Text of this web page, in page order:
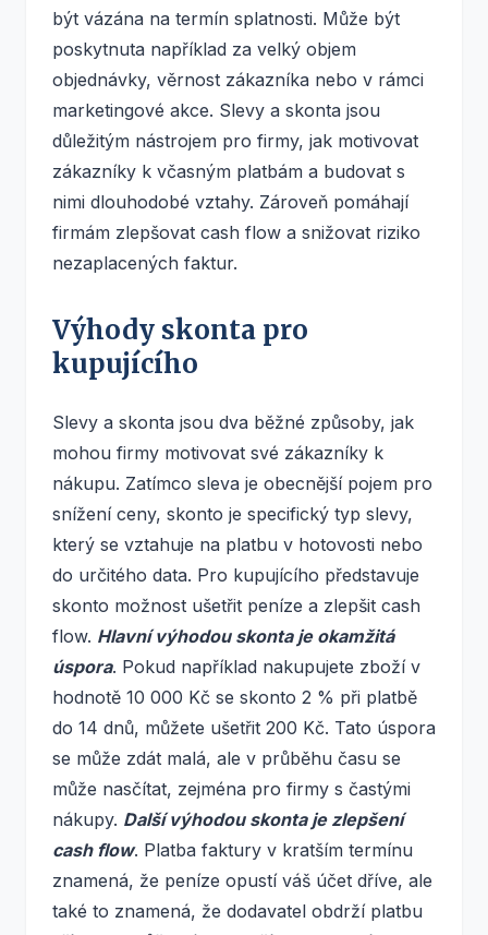
být vázána na termín splatnosti. Může být
poskytnuta například za velký objem
objednávky, věrnost zákazníka nebo v rámci
marketingové akce. Slevy a skonta jsou
důležitým nástrojem pro firmy, jak motivovat
zákazníky k včasným platbám a budovat s
nimi dlouhodobé vztahy. Zároveň pomáhají
firmám zlepšovat cash flow a snižovat riziko
nezaplacených faktur.
Výhody skonta pro
kupujícího
Slevy a skonta jsou dva běžné způsoby, jak
mohou firmy motivovat své zákazníky k
nákupu. Zatímco sleva je obecnější pojem pro
snížení ceny, skonto je specifický typ slevy,
který se vztahuje na platbu v hotovosti nebo
do určitého data. Pro kupujícího představuje
skonto možnost ušetřit peníze a zlepšit cash
flow. Hlavní výhodou skonta je okamžitá
úspora. Pokud například nakupujete zboží v
hodnotě 10 000 Kč se skonto 2 % při platbě
do 14 dnů, můžete ušetřit 200 Kč. Tato úspora
se může zdát malá, ale v průběhu času se
může nasčítat, zejména pro firmy s častými
nákupy. Další výhodou skonta je zlepšení
cash flow. Platba faktury v kratším termínu
znamená, že peníze opustí váš účet dříve, ale
také to znamená, že dodavatel obdrží platbu